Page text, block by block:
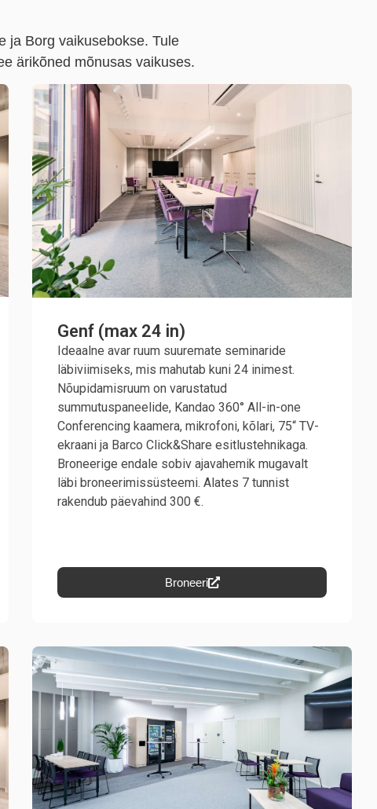
ja Borg vaikusebokse. Tule
ärikõned mõnusas vaikuses.
Genf (max 24 in)
Ideaalne avar ruum suuremate seminaride
läbiviimiseks, mis mahutab kuni 24 inimest.
Nõupidamisruum on varustatud
summutuspaneelide, Kandao 360° All-in-one
Conferencing kaamera, mikrofoni, kõlari, 75“ TV-
ekraani ja Barco Click&Share esitlustehnikaga.
Broneerige endale sobiv ajavahemik mugavalt
läbi broneerimissüsteemi. Alates 7 tunnist
rakendub päevahind 300 €.
Broneeri